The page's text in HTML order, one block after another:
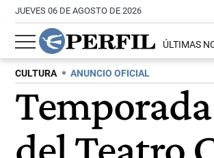
JUEVES 06 DE AGOSTO DE 2026
ÚLTIMAS
CULTURA ANUNCIO OFICIAL